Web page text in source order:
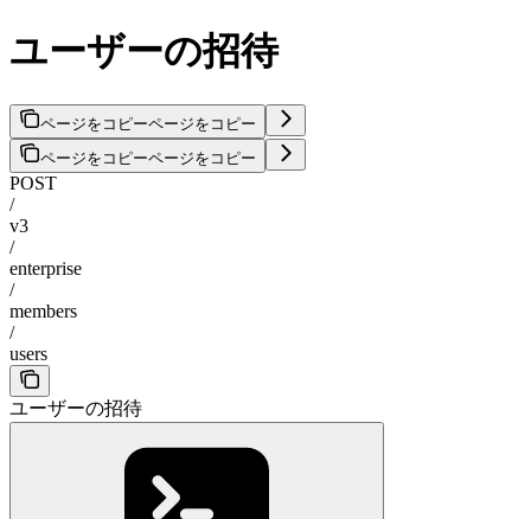
ユーザーの招待
ページをコピーページをコピー
ページをコピーページをコピー
POST
/
v3
/
enterprise
/
members
/
users
ユーザーの招待